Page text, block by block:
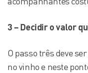
3 – Decidir o valor
O passo três deve
no vinho e neste